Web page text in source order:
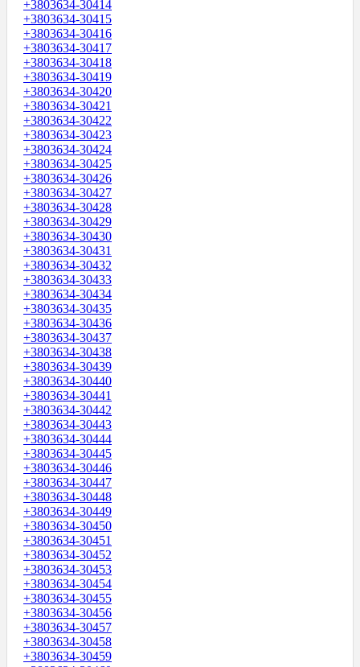
+3803634-30414
+3803634-30415
+3803634-30416
+3803634-30417
+3803634-30418
+3803634-30419
+3803634-30420
+3803634-30421
+3803634-30422
+3803634-30423
+3803634-30424
+3803634-30425
+3803634-30426
+3803634-30427
+3803634-30428
+3803634-30429
+3803634-30430
+3803634-30431
+3803634-30432
+3803634-30433
+3803634-30434
+3803634-30435
+3803634-30436
+3803634-30437
+3803634-30438
+3803634-30439
+3803634-30440
+3803634-30441
+3803634-30442
+3803634-30443
+3803634-30444
+3803634-30445
+3803634-30446
+3803634-30447
+3803634-30448
+3803634-30449
+3803634-30450
+3803634-30451
+3803634-30452
+3803634-30453
+3803634-30454
+3803634-30455
+3803634-30456
+3803634-30457
+3803634-30458
+3803634-30459